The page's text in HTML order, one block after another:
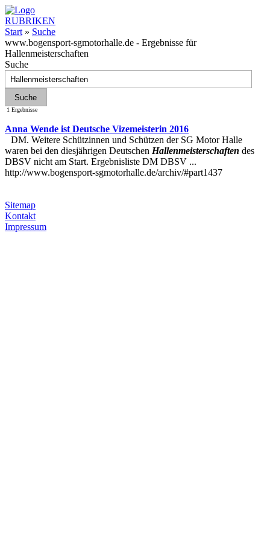
RUBRIKEN
Start » Suche
www.bogensport-sgmotorhalle.de - Ergebnisse für
Hallenmeisterschaften
Suche
1 Ergebnisse
Anna Wende ist Deutsche Vizemeisterin 2016
DM. Weitere Schützinnen und Schützen der SG Motor Halle
waren bei den diesjährigen Deutschen Hallenmeisterschaften des
DBSV nicht am Start. Ergebnisliste DM DBSV ...
http://www.bogensport-sgmotorhalle.de/archiv/#part1437
Sitemap
Kontakt
Impressum